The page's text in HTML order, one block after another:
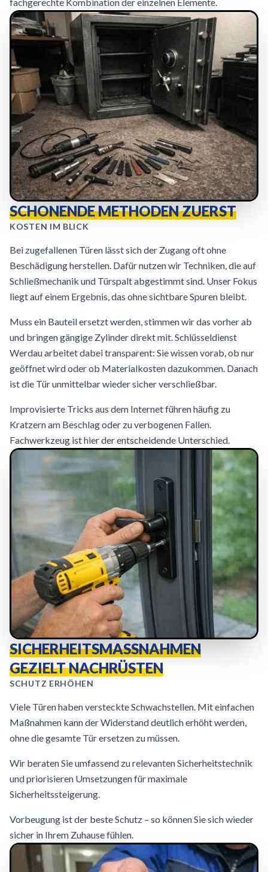
SCHONENDE METHODEN ZUERST
KOSTEN IM BLICK
Bei zugefallenen Türen lässt sich der Zugang oft ohne
Beschädigung herstellen. Dafür nutzen wir Techniken, die auf
Schließmechanik und Türspalt abgestimmt sind. Unser Fokus
liegt auf einem Ergebnis, das ohne sichtbare Spuren bleibt.
Muss ein Bauteil ersetzt werden, stimmen wir das vorher ab
und bringen gängige Zylinder direkt mit. Schlüsseldienst
Werdau arbeitet dabei transparent: Sie wissen vorab, ob nur
geöffnet wird oder ob Materialkosten dazukommen. Danach
ist die Tür unmittelbar wieder sicher verschließbar.
Improvisierte Tricks aus dem Internet führen häufig zu
Kratzern am Beschlag oder zu verbogenen Fallen.
Fachwerkzeug ist hier der entscheidende Unterschied.
SICHERHEITSMASSNAHMEN G
EZIELT NACHRÜSTEN
SCHUTZ ERHÖHEN
Viele Türen haben versteckte Schwachstellen. Mit einfachen
Maßnahmen kann der Widerstand deutlich erhöht werden,
ohne die gesamte Tür ersetzen zu müssen.
Wir beraten Sie umfassend zu relevanten Sicherheitstechnik
und priorisieren Umsetzungen für maximale
Sicherheitssteigerung.
Vorbeugung ist der beste Schutz – so können Sie sich wieder
sicher in Ihrem Zuhause fühlen.